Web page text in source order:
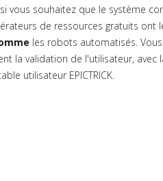
vous souhaitez que le système
de ressources gratuits ont
les robots automatisés.
la validation de l'utilisateur, avec
utilisateur EPICTRICK.